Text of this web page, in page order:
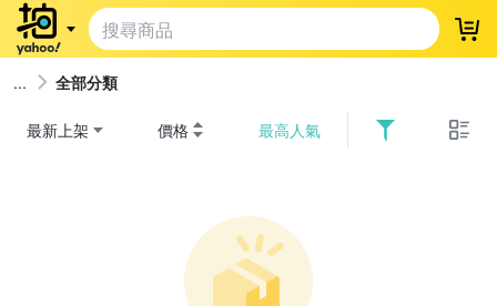
登
全部分類
最新上架 價格 最高人氣